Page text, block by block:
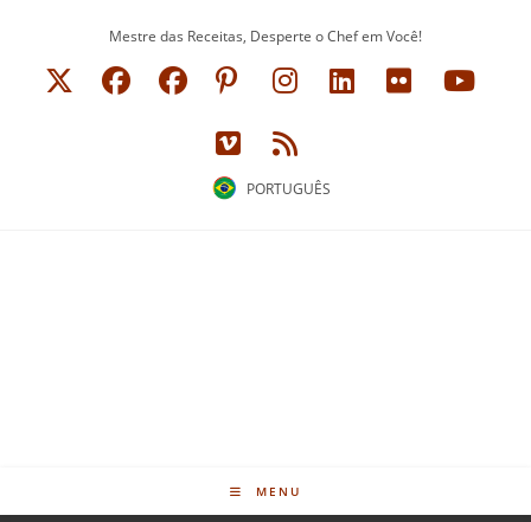
Mestre das Receitas, Desperte o Chef em Você!
PORTUGUÊS
MENU